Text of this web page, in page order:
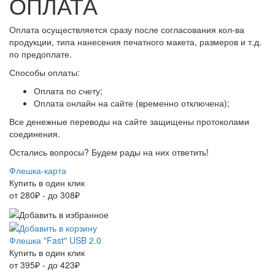
Оплата осуществляется сразу после согласования кол-ва
продукции, типа нанесения печатного макета, размеров и т.д.
по предоплате.
Способы оплаты:
Оплата по счету;
Оплата онлайн на сайте (временно отключена);
Все денежные переводы на сайте защищены протоколами
соединения.
Остались вопросы? Будем рады на них ответить!
Флешка-карта
Купить в один клик
от 280₽ - до 308₽
Флешка "Fast" USB 2.0
Купить в один клик
от 395₽ - до 423₽